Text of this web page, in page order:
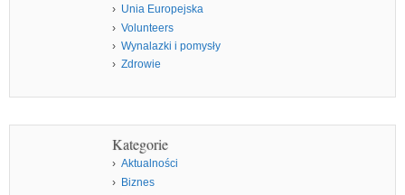
Unia Europejska
Volunteers
Wynalazki i pomysły
Zdrowie
Kategorie
Aktualności
Biznes